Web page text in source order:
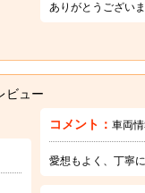
ありがとうござい
ビュー
コメント： 車両
愛想もよく、丁寧